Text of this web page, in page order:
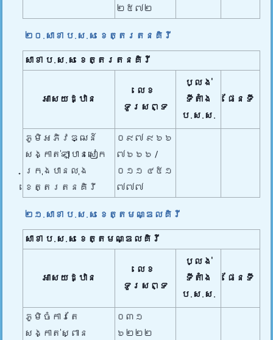
២៥៧២
២០.សាខា ប.ស.ស ខេត្តរតនគិរី
សាខា ប.ស.ស ខេត្តរតនគិរី
អាសយដ្ឋាន
លេខ
ទូរសព្ទ
ប្លង់
ទីតាំង
ប.ស.ស.
ផែនទី
ភូមិអភិវឌ្ឍន៍
សង្កាត់ឡាបានសៀក
ក្រុងបានលុង
ខេត្តរតនគិរី
០៩៧ ៩៦៦
៧៦៦៦ /
០១១ ៤៥១
៧៧៧
២១.សាខា ប.ស.ស ខេត្តមណ្ឌលគិរី
សាខា ប.ស.ស ខេត្តមណ្ឌលគិរី
អាសយដ្ឋាន
លេខ
ទូរសព្ទ
ប្លង់
ទីតាំង
ប.ស.ស.
ផែនទី
ភូមិចំការតែ
សង្កាត់ស្ពាន
០៣១
៦២២២